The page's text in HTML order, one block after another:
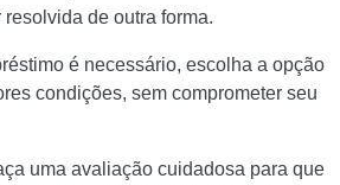
de outra forma.
é necessário, escolha a opção
condições, sem comprometer seu
uma avaliação cuidadosa para que